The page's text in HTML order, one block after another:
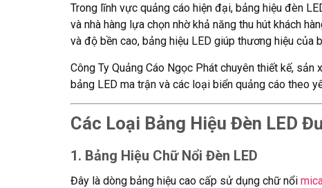
Trong lĩnh vực quảng cáo hiện đại, bảng hiệu đèn
và nhà hàng lựa chọn nhờ khả năng thu hút khách
và độ bền cao, bảng hiệu LED giúp thương hiệu của
Công Ty Quảng Cáo Ngọc Phát chuyên thiết kế,
bảng LED ma trận và các loại biển quảng cáo theo
Các Loại Bảng Hiệu Đèn LED
1. Bảng Hiệu Chữ Nổi Đèn LED
Đây là dòng bảng hiệu cao cấp sử dụng chữ nổi